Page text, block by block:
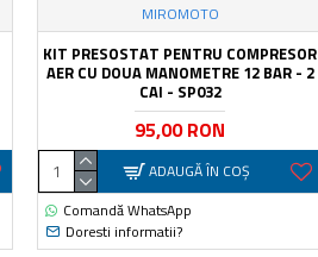
MIROMOTO
KIT PRESOSTAT PENTRU COMPRESOR
AER CU DOUA MANOMETRE 12 BAR - 2
CAI - SP032
95,00 RON
ADAUGĂ ÎN COŞ
Comandă WhatsApp
Doresti informatii?